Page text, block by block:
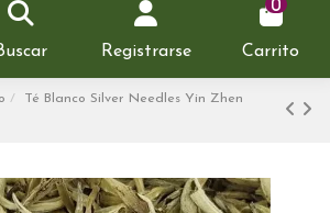
Registrarse
0
Carrito
Té Blanco Silver Needles Yin Zhen